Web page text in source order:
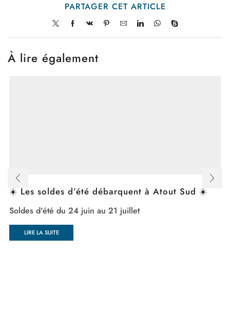
PARTAGER CET ARTICLE
À lire également
☀️ Les soldes d’été débarquent à Atout Sud ☀️
Soldes d'été du 24 juin au 21 juillet
LIRE LA SUITE